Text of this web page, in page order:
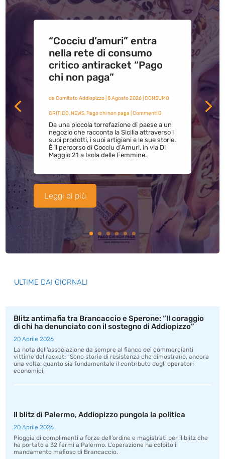
“Cocciu d’amuri” entra
nella rete di consumo
critico antiracket “Pago
chi non paga”
da Comitato Addiopizzo| 8 Agosto 2026| CONSUMO
CRITICO,NEWS,Pago chi non paga | Commenti 0
Da una piccola torrefazione di paese a un
negozio che racconta la Sicilia attraverso i
suoi prodotti, i suoi artigiani e le sue storie.
È il percorso di Cocciu d’Amuri, in via Di
Maggio 21 a Isola delle Femmine.
Leggi di più
ULTIME DAI GIORNALI
Blitz antimafia tra Brancaccio e Sperone: “Il coraggio
di chi ha denunciato con il sostegno di Addiopizzo”
20 Aprile 2026
La nota dell’associazione da sempre al fianco dei commercianti
vittime del racket: “Sono storie di resistenza che dimostrano, ancora
una volta, quanto sia fondamentale il contributo degli operatori
economici.
Il blitz di Palermo, Addiopizzo pungola la politica
20 Aprile 2026
Pioggia di complimenti a forze dell’ordine e magistrati per il blitz che
ha portato a 32 fermi a Palermo. L’operazione ha colpito il
mandamento mafioso di Brancaccio.